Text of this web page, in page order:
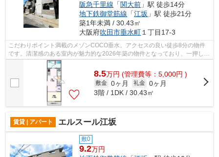
阪急千里線 「関大前 」駅 徒歩14分
地下鉄御堂筋線 「江坂 」駅 徒歩21分
築1年未満 / 30.43㎡
大阪府吹田市垂水町 １丁目17-3
こだわりポイント満載のメゾンCOCO垂水。アクセスの良い徒歩8分の物件
です。清潔感のある室内が魅力的な2026年築の物件となっており、一押しで
す。こちらの物件はアパートです。ミライ...
8.5万円 (管理費等：5,000円 )
敷金 0ヶ月 礼金 0ヶ月
3階 / 1DK / 30.43㎡
賃貸 | アパート エルスール江坂
敷0
9.2万円